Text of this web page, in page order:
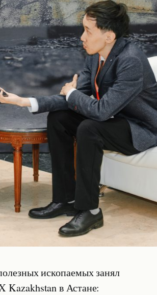
ископаемых занял
Kazakhstan в Астане: